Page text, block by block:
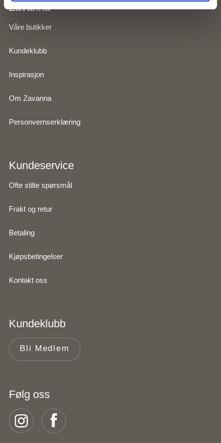
Zavanna
Våre butikker
Kundeklubb
Inspirasjon
Om Zavanna
Personvernserklæring
Kundeservice
Ofte stilte spørsmål
Frakt og retur
Betaling
Kjøpsbetingelser
Kontakt oss
Kundeklubb
Bli Medlem
Følg oss